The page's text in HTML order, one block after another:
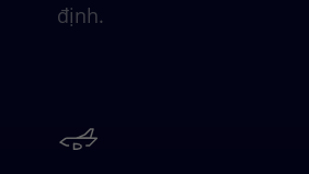
định.